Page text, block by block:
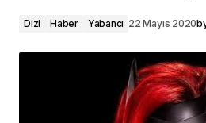
Dizi Haber Yabancı 22 Mayıs 2020